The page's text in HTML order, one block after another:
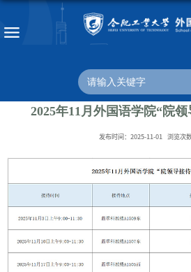
2025年11月外国语学院“院
发布时间：2025-11-01 浏览次数